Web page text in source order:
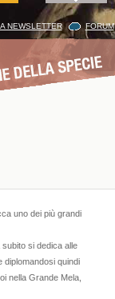
NEWSLETTER FORUM
uno dei più grandi
si dedica alle
diplomandosi quindi
nella Grande Mela,